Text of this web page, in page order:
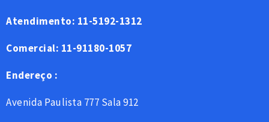
Atendimento: 11-5192-1312
Comercial: 11-91180-1057
Endereço :
Avenida Paulista 777 Sala 912